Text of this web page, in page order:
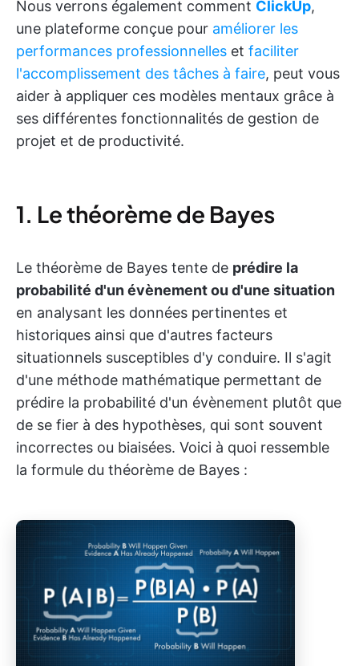
Nous verrons également comment ClickUp,
une plateforme conçue pour améliorer les
performances professionnelles et faciliter
l'accomplissement des tâches à faire, peut vous
aider à appliquer ces modèles mentaux grâce à
ses différentes fonctionnalités de gestion de
projet et de productivité.
1. Le théorème de Bayes
Le théorème de Bayes tente de prédire la
probabilité d'un évènement ou d'une situation
en analysant les données pertinentes et
historiques ainsi que d'autres facteurs
situationnels susceptibles d'y conduire. Il s'agit
d'une méthode mathématique permettant de
prédire la probabilité d'un évènement plutôt que
de se fier à des hypothèses, qui sont souvent
incorrectes ou biaisées. Voici à quoi ressemble
la formule du théorème de Bayes :